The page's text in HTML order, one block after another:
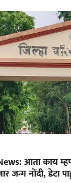
आता काय
जन्म नोंदी, डेटा